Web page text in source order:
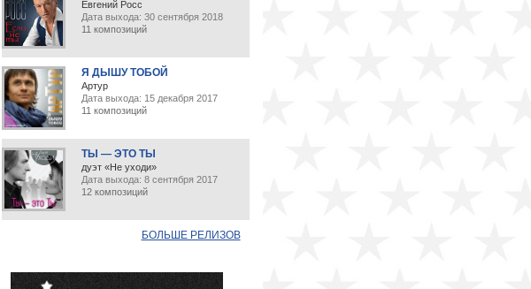
Евгений Росс
Дата выхода: 30 сентября 2018
11 композиций
Я ДЫШУ ТОБОЙ
Артур
Дата выхода: 15 декабря 2017
11 композиций
ТЫ — ЭТО ТЫ
дуэт «Не уходи»
Дата выхода: 8 сентября 2017
12 композиций
БОЛЬШЕ РЕЛИЗОВ